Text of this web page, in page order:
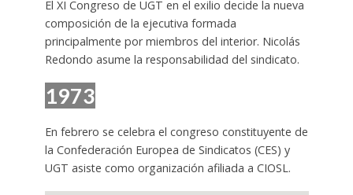
El XI Congreso de UGT en el exilio decide la nueva
composición de la ejecutiva formada
principalmente por miembros del interior. Nicolás
Redondo asume la responsabilidad del sindicato.
1973
En febrero se celebra el congreso constituyente de
la Confederación Europea de Sindicatos (CES) y
UGT asiste como organización afiliada a CIOSL.